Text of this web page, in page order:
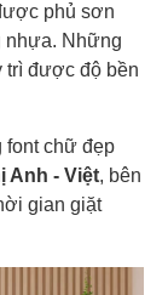
phủ sơn
nhựa. Những
trì được độ bền
font chữ đẹp
Anh - Việt, bên
gian giặt